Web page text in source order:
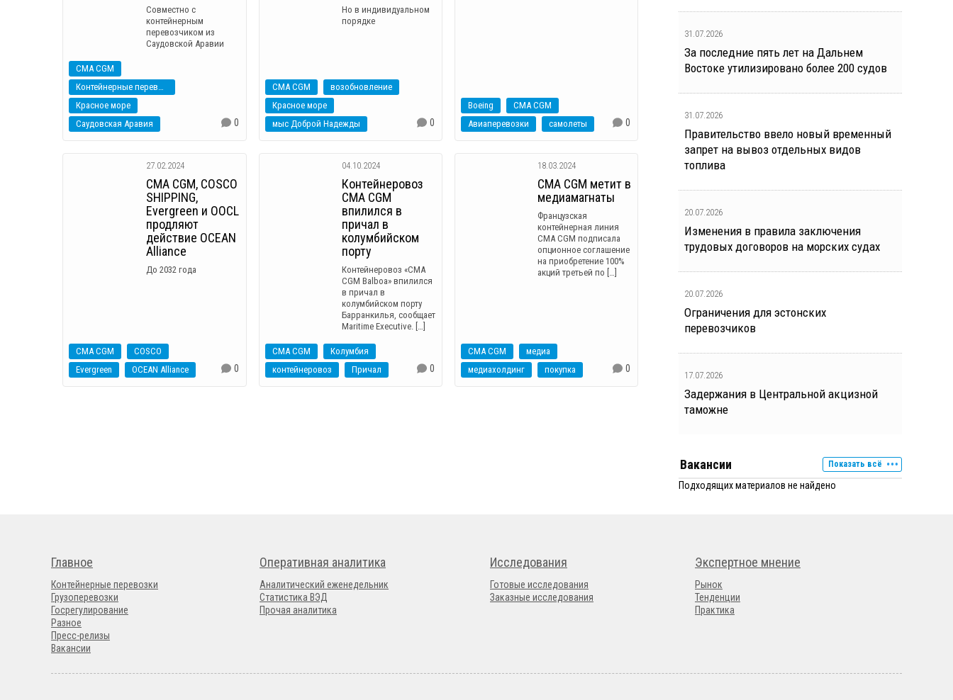
Совместно с
контейнерным
перевозчиком из
Саудовской Аравии
CMA CGM
Контейнерные перевозки
Красное море
Саудовская Аравия
0
Но в индивидуальном
порядке
CMA CGM
возобновление
Красное море
мыс Доброй Надежды
0
Boeing
CMA CGM
Авиаперевозки
самолеты 0
27.02.2024
CMA CGM, COSCO
SHIPPING,
Evergreen и OOCL
продляют
действие OCEAN
Alliance
До 2032 года
CMA CGM
COSCO
Evergreen
OCEAN Alliance 0
04.10.2024
Контейнеровоз
CMA CGM
впилился в
причал в
колумбийском
порту
Контейнеровоз «CMA
CGM Balboa» впилился
в причал в
колумбийском порту
Барранкилья, сообщает
Maritime Executive. […]
CMA CGM
Колумбия
контейнеровоз
Причал 0
18.03.2024
CMA CGM метит в
медиамагнаты
Французская
контейнерная линия
CMA CGM подписала
опционное соглашение
на приобретение 100%
акций третьей по […]
CMA CGM
медиа
медиахолдинг
покупка 0
31.07.2026
За последние пять лет на Дальнем
Востоке утилизировано более 200 судов
31.07.2026
Правительство ввело новый временный
запрет на вывоз отдельных видов
топлива
20.07.2026
Изменения в правила заключения
трудовых договоров на морских судах
20.07.2026
Ограничения для эстонских
перевозчиков
17.07.2026
Задержания в Центральной акцизной
таможне
Вакансии Показать всё
Подходящих материалов не найдено
Главное
Контейнерные перевозки
Грузоперевозки
Госрегулирование
Разное
Пресс-релизы
Вакансии
Оперативная аналитика
Аналитический еженедельник
Статистика ВЭД
Прочая аналитика
Исследования
Готовые исследования
Заказные исследования
Экспертное мнение
Рынок
Тенденции
Практика